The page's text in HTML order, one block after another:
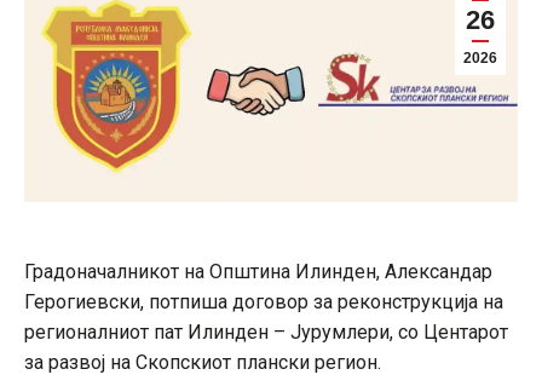
26
2026
Градоначалникот на Општина Илинден, Александар
Герогиевски, потпиша договор за реконструкција на
регионалниот пат Илинден – Јурумлери, со Центарот
за развој на Скопскиот плански регион.